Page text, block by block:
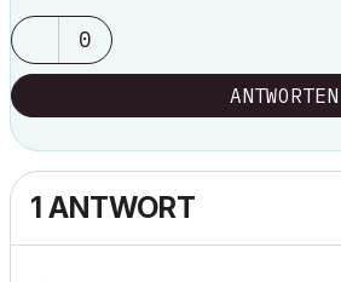
0
ANTWORTEN
1 ANTWORT